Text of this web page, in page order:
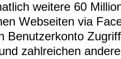
weitere 60
Webseiten via
Benutzerkonto
zahlreichen